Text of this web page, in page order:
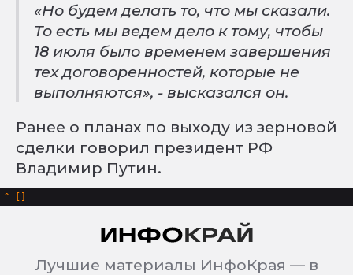
«Но будем делать то, что мы сказали.
То eсть мы ведем дело к тому, чтобы
18 июля было врeменем завершения
тех договоренностей, которые не
выполняются», - высказался он.
Ранее о планах по выходу из зерновой
сделки говорил президент РФ
Владимир Путин.
^
Лучшие материалы ИнфоКрая — в